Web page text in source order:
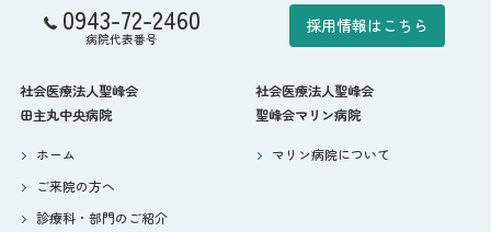
0943-72-2460
病院代表番号
採用情報はこちら
社会医療法人聖峰会
田主丸中央病院
ホーム
ご来院の方へ
診療科・部門のご紹介
社会医療法人聖峰会
聖峰会マリン病院
マリン病院について